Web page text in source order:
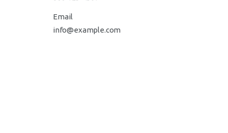
Email
info@example.com